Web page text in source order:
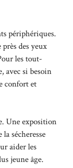
périphériques.
des yeux
les tout-
avec si besoin
confort et
Une exposition
sécheresse
aider les
jeune âge.